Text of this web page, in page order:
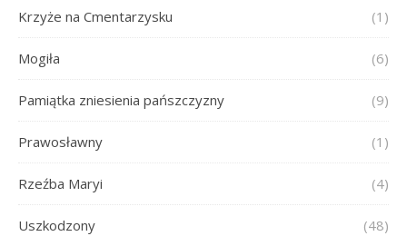
Krzyże na Cmentarzysku (1)
Mogiła (6)
Pamiątka zniesienia pańszczyzny (9)
Prawosławny (1)
Rzeźba Maryi (4)
Uszkodzony (48)